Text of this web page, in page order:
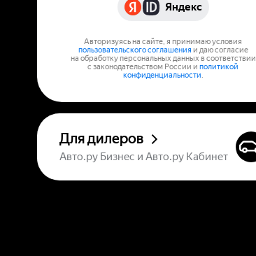
Яндекс
Авторизуясь на сайте, я принимаю условия
пользовательского соглашения и даю согласие
на обработку персональных данных в соответствии
с законодательством России и политикой
конфиденциальности.
Для дилеров
Авто.ру Бизнес и Авто.ру Кабинет